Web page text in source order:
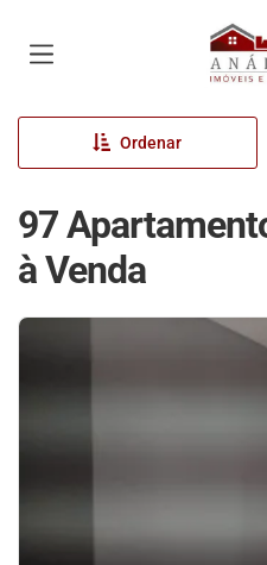
Ordenar
97
à Venda